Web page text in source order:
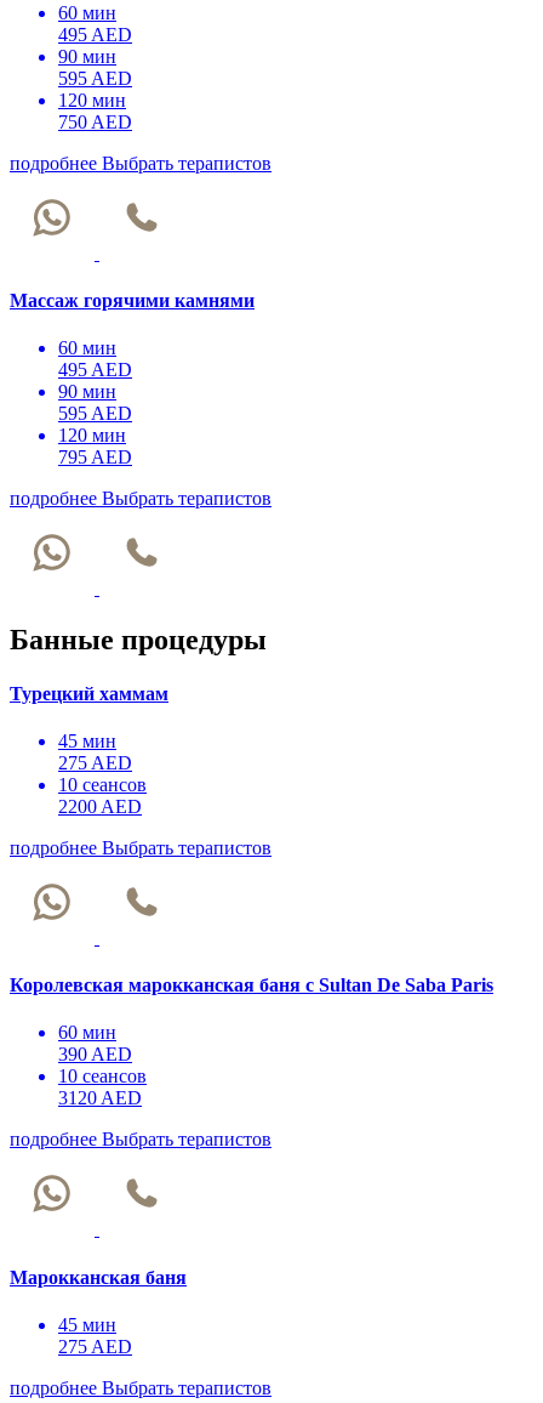
60 мин
495 AED
90 мин
595 AED
120 мин
750 AED
подробнее Выбрать терапистов
Массаж горячими камнями
60 мин
495 AED
90 мин
595 AED
120 мин
795 AED
подробнее Выбрать терапистов
Банные процедуры
Турецкий хаммам
45 мин
275 AED
10 сеансов
2200 AED
подробнее Выбрать терапистов
Королевская марокканская баня с Sultan De Saba Paris
60 мин
390 AED
10 сеансов
3120 AED
подробнее Выбрать терапистов
Марокканская баня
45 мин
275 AED
подробнее Выбрать терапистов